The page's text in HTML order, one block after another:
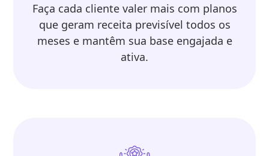
Faça cada cliente valer mais com planos
que geram receita previsível todos os
meses e mantêm sua base engajada e
ativa.